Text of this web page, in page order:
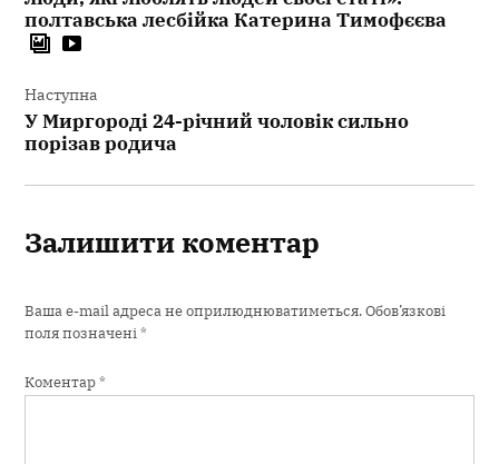
полтавська лесбійка Катерина Тимофєєва
Наступна
У Миргороді 24-річний чоловік сильно
порізав родича
Залишити коментар
Ваша e-mail адреса не оприлюднюватиметься. Обов’язкові
поля позначені*
Коментар*